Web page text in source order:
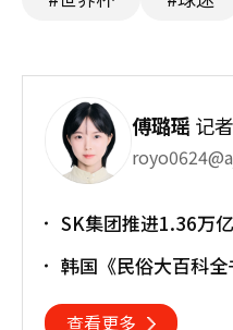
傅璐瑶 记者
SK集团推进1.36万
韩国《民俗大百科
查看更多